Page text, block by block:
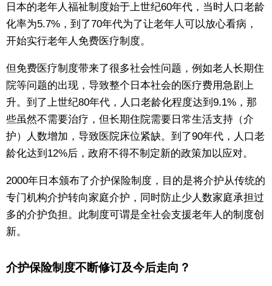
日本的老年人福祉制度始于上世纪60年代，当时人口老龄
化率为5.7%，到了70年代为了让老年人可以放心看病，
开始实行老年人免费医疗制度。
但免费医疗制度带来了很多社会性问题，例如老人长期住
院等问题的出现，导致整个日本社会的医疗费用急剧上
升。到了上世纪80年代，人口老龄化程度达到9.1%，那
些虽然不需要治疗，但长期住院需要日常生活支持（介
护）人数增加，导致医院床位紧缺。到了90年代，人口老
龄化达到12%后，政府不得不制定新的政策加以应对。
2000年日本颁布了介护保险制度，目的是将介护从传统的
专门机构介护转向家庭介护，同时防止少人数家庭承担过
多的介护负担。此制度可谓是全社会支援老年人的制度创
新。
介护保险制度不断修订及今后走向？